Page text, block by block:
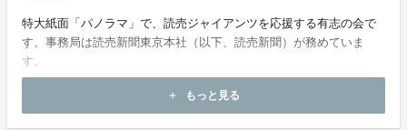
特大紙面「パノラマ」で、読売ジャイアンツを応援する有志の会で
す。事務局は読売新聞東京本社（以下、読売新聞）が務めていま
す。
add もっと見る